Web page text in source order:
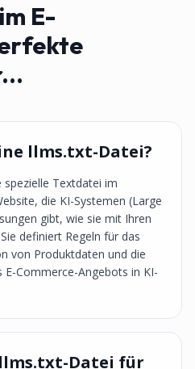
E-
llms.txt-Datei?
Textdatei im
die KI-Systemen (Large
gibt, wie sie mit Ihren
definiert Regeln für das
von Produktdaten und die
Commerce-Angebots in KI-
Datei für